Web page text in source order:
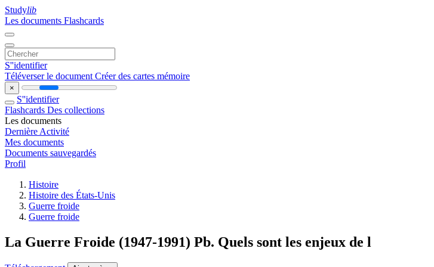
Studylib
Les documents Flashcards
S''identifier
Téléverser le document Créer des cartes mémoire
×
S''identifier
Flashcards Des collections
Les documents
Dernière Activité
Mes documents
Documents sauvegardés
Profil
Histoire
Histoire des États-Unis
Guerre froide
Guerre froide
La Guerre Froide (1947-1991) Pb. Quels sont les enjeux de l